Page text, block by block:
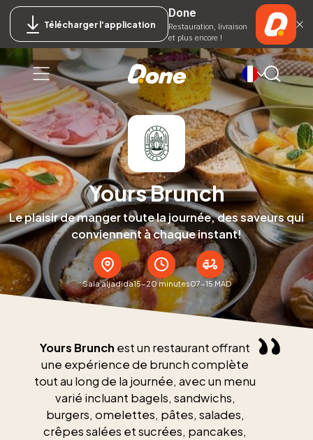
Télécharger l'application
Done
Restauration, livraison
et plus encore !
Yours Brunch
Le plaisir de manger toute la journée, des saveurs qui
conviennent à chaque instant!
Sala aljadida15-20 minutes07-15 MAD
Yours Brunch est un restaurant offrant
une expérience de brunch complète
tout au long de la journée, avec un menu
varié incluant bagels, sandwichs,
burgers, omelettes, pâtes, salades,
crêpes salées et sucrées, pancakes,